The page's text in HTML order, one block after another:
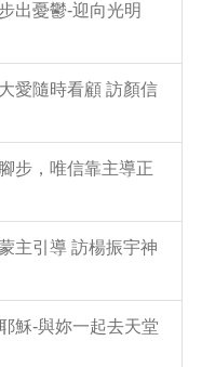
出憂鬱-迎向光明
愛隨時看顧 訪顏信
步，唯信靠主導正
主引導 訪楊振宇神
穌-與妳一起去天堂